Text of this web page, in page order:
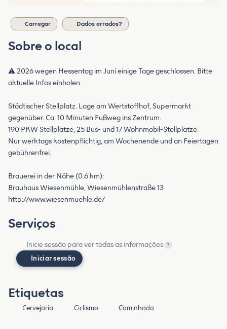
Carregar Dados errados?
Sobre o local
⚠️ 2026 wegen Hessentag im Juni einige Tage geschlossen. Bitte
aktuelle Infos einholen.
Städtischer Stellplatz. Lage am Wertstoffhof, Supermarkt
gegenüber. Ca. 10 Minuten Fußweg ins Zentrum.
190 PKW Stellplätze, 25 Bus- und 17 Wohnmobil-Stellplätze.
Nur werktags kostenpflichtig, am Wochenende und an Feiertagen
gebührenfrei.
Brauerei in der Nähe (0.6 km):
Brauhaus Wiesenmühle, Wiesenmühlenstraße 13
http://www.wiesenmuehle.de/
Serviços
Inicie sessão para ver todas as informações ?
Iniciar sessão
Etiquetas
Cervejaria Ciclismo Caminhada